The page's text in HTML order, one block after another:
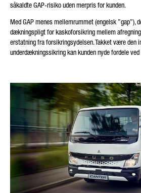
såkaldte GAP-risiko uden merpris for kunden.
Med GAP menes mellemrummet (engelsk ”gap”),
dækningspligt for kaskoforsikring mellem
erstatning fra forsikringsydelsen. Takket være den
underdækningssikring kan kunden nyde fordele